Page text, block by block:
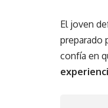
El joven
preparado
confía en